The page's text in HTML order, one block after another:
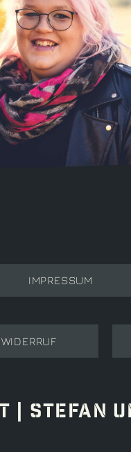
IMPRESSUM
WIDERRUF
| STEFAN